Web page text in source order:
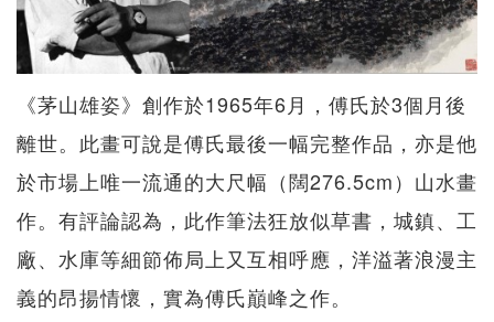
《茅山雄姿》創作於1965年6月，傅氏於3個月後
離世。此畫可說是傅氏最後一幅完整作品，亦是他
於市場上唯一流通的大尺幅（闊276.5cm）山水畫
作。有評論認為，此作筆法狂放似草書，城鎮、工
廠、水庫等細節佈局上又互相呼應，洋溢著浪漫主
義的昂揚情懷，實為傅氏巔峰之作。